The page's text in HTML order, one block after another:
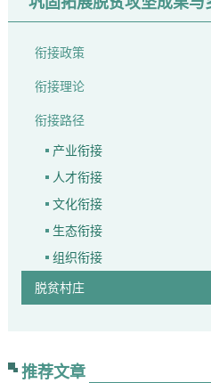
衔接政策
衔接理论
衔接路径
产业衔接
人才衔接
文化衔接
生态衔接
组织衔接
脱贫村庄
推荐文章